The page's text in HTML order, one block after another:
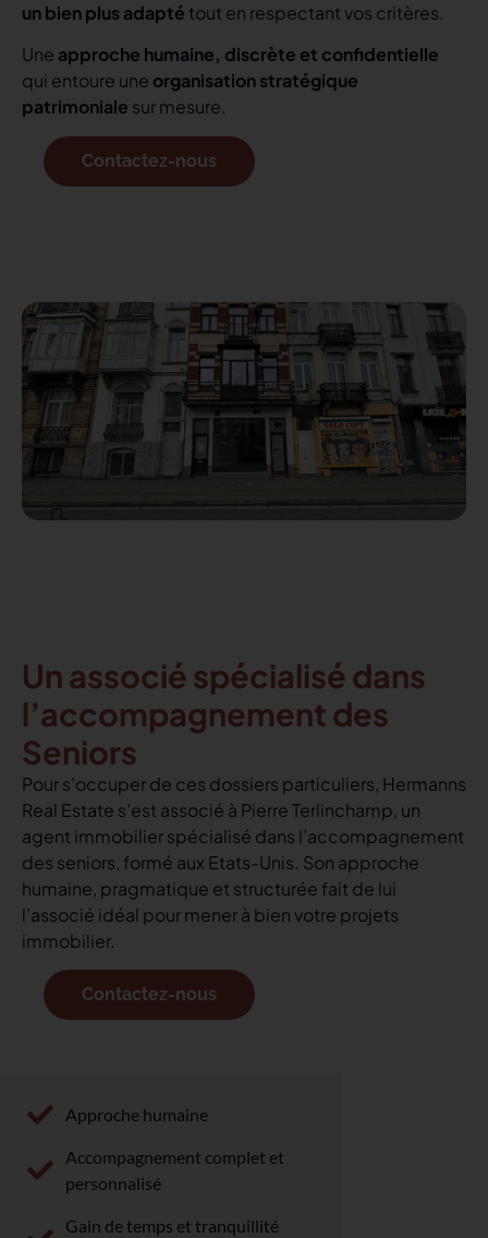
un bien plus adapté tout en respectant vos critères.
Une approche humaine, discrète et confidentielle
qui entoure une organisation stratégique
patrimoniale sur mesure.
Contactez-nous
Un associé spécialisé dans
l’accompagnement des
Seniors
Pour s’occuper de ces dossiers particuliers, Hermanns
Real Estate s’est associé à Pierre Terlinchamp, un
agent immobilier spécialisé dans l’accompagnement
des seniors, formé aux Etats-Unis. Son approche
humaine, pragmatique et structurée fait de lui
l’associé idéal pour mener à bien votre projets
immobilier.
Contactez-nous
Approche humaine
Accompagnement complet et
personnalisé
Gain de temps et tranquillité